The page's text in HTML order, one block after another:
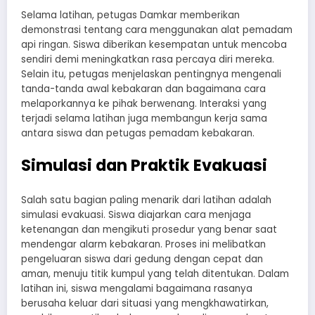
Selama latihan, petugas Damkar memberikan
demonstrasi tentang cara menggunakan alat pemadam
api ringan. Siswa diberikan kesempatan untuk mencoba
sendiri demi meningkatkan rasa percaya diri mereka.
Selain itu, petugas menjelaskan pentingnya mengenali
tanda-tanda awal kebakaran dan bagaimana cara
melaporkannya ke pihak berwenang. Interaksi yang
terjadi selama latihan juga membangun kerja sama
antara siswa dan petugas pemadam kebakaran.
Simulasi dan Praktik Evakuasi
Salah satu bagian paling menarik dari latihan adalah
simulasi evakuasi. Siswa diajarkan cara menjaga
ketenangan dan mengikuti prosedur yang benar saat
mendengar alarm kebakaran. Proses ini melibatkan
pengeluaran siswa dari gedung dengan cepat dan
aman, menuju titik kumpul yang telah ditentukan. Dalam
latihan ini, siswa mengalami bagaimana rasanya
berusaha keluar dari situasi yang mengkhawatirkan,